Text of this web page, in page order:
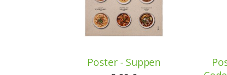
Poster - Suppen